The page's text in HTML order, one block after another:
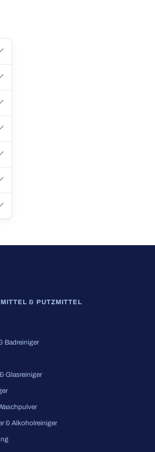
& PUTZMITTEL
Badreiniger
Glasreiniger
& Alkoholreiniger